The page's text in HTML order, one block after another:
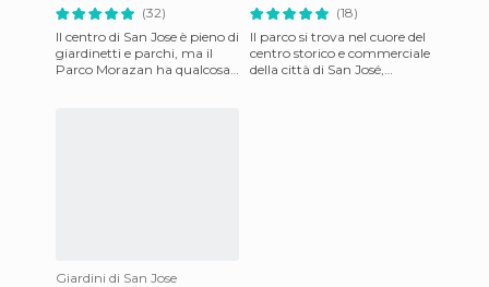
(32)
Il centro di San Jose è pieno di
giardinetti e parchi, ma il
Parco Morazan ha qualcosa
(18)
Il parco si trova nel cuore del
centro storico e commerciale
della città di San José,
Giardini di San Jose